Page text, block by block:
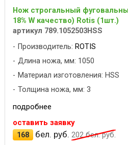
Нож строгальный
18% W качество) Rotis (1шт.)
артикул 789.1052503HSS
Производитель: ROTIS
Длина ножа, мм: 1050
Материал изготовления: HSS
Толщина ножа, мм: 3
подробнее
оставить заявку
168
бел. руб. 202бел. руб.